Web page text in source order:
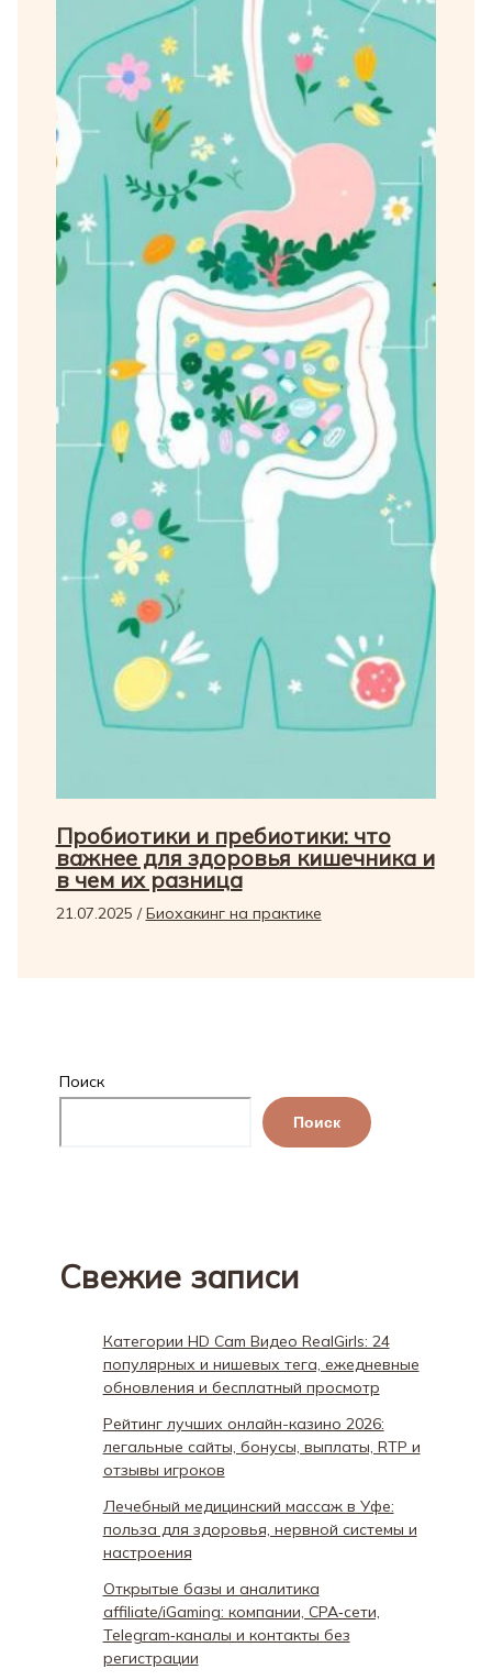
Пробиотики и пребиотики: что
важнее для здоровья кишечника и
в чем их разница
21.07.2025 /Биохакинг на практике
Поиск
Поиск
Свежие записи
Категории HD Cam Видео RealGirls: 24
популярных и нишевых тега, ежедневные
обновления и бесплатный просмотр
Рейтинг лучших онлайн-казино 2026:
легальные сайты, бонусы, выплаты, RTP и
отзывы игроков
Лечебный медицинский массаж в Уфе:
польза для здоровья, нервной системы и
настроения
Открытые базы и аналитика
affiliate/iGaming: компании, CPA‑сети,
Telegram‑каналы и контакты без
регистрации